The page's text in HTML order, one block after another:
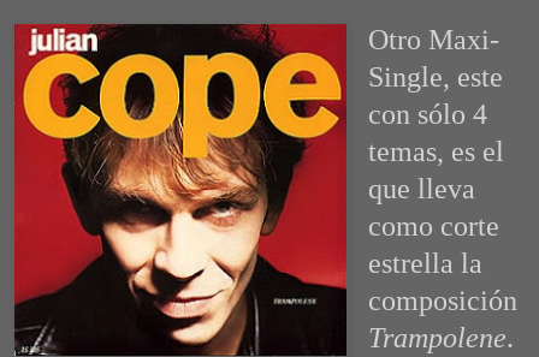
Otro Maxi-
Single, este
con sólo 4
temas, es el
que lleva
como corte
estrella la
composición
Trampolene.